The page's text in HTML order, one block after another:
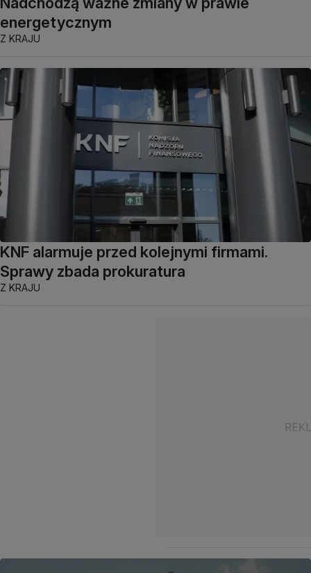
energetycznym
Z KRAJU
KNF alarmuje przed kolejnymi firmami.
Sprawy zbada prokuratura
Z KRAJU